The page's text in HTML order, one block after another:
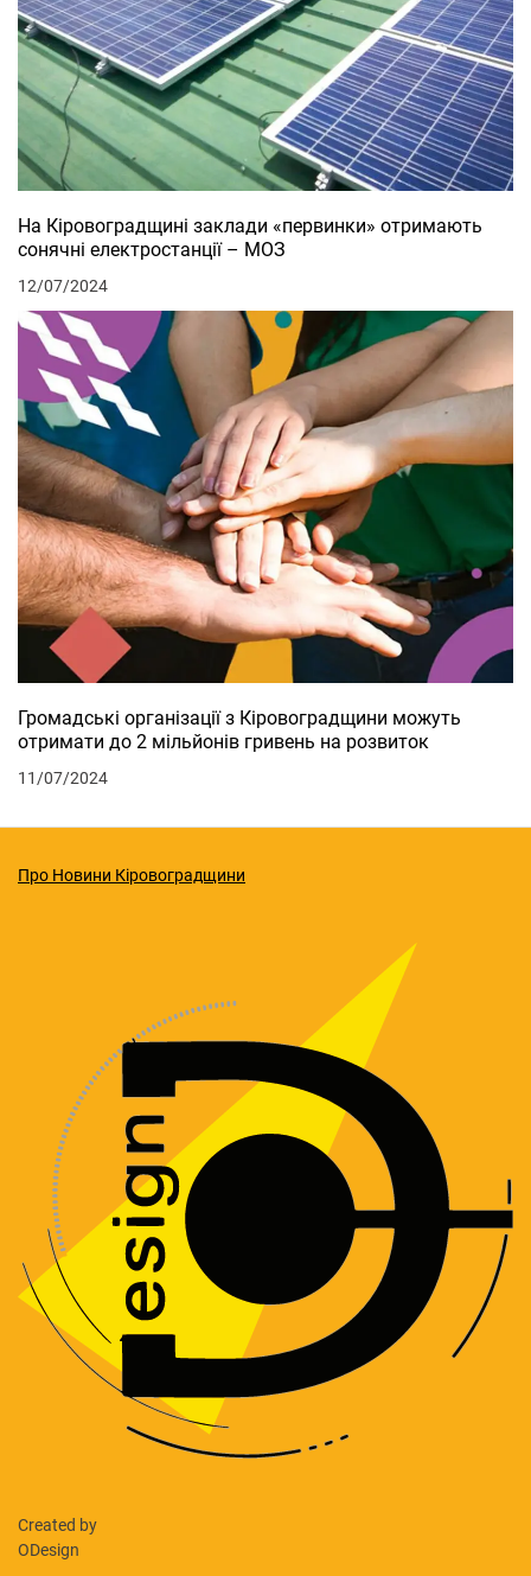
На Кіровоградщині заклади «первинки» отримають
сонячні електростанції – МОЗ
12/07/2024
Громадські організації з Кіровоградщини можуть
отримати до 2 мільйонів гривень на розвиток
11/07/2024
Про Новини Кіровоградщини
Created by
ODesign